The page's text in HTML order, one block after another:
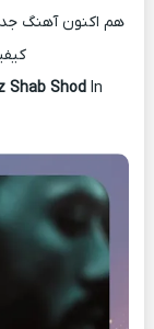
هم اکنون آهنگ
Shab Shod In